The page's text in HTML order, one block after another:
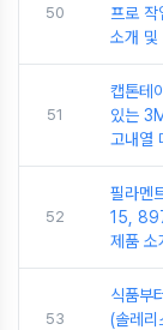
50
프로
소개 및
51
캡톤테
있는
고내열
52
필라멘
15,
제품 소
53
식품부
(솔레